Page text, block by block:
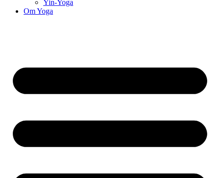
Yin-Yoga
Om Yoga